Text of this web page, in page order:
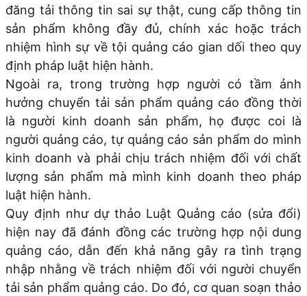
đăng tải thông tin sai sự thật, cung cấp thông tin
sản phẩm không đầy đủ, chính xác hoặc trách
nhiệm hình sự về tội quảng cáo gian dối theo quy
định pháp luật hiện hành.
Ngoài ra, trong trường hợp người có tầm ảnh
hưởng chuyển tải sản phẩm quảng cáo đồng thời
là người kinh doanh sản phẩm, họ được coi là
người quảng cáo, tự quảng cáo sản phẩm do mình
kinh doanh và phải chịu trách nhiệm đối với chất
lượng sản phẩm mà mình kinh doanh theo pháp
luật hiện hành.
Quy định như dự thảo Luật Quảng cáo (sửa đổi)
hiện nay đã đánh đồng các trường hợp nội dung
quảng cáo, dẫn đến khả năng gây ra tình trạng
nhập nhằng về trách nhiệm đối với người chuyển
tải sản phẩm quảng cáo. Do đó, cơ quan soạn thảo